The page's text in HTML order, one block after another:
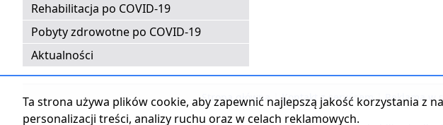
Rehabilitacja po COVID-19
Pobyty zdrowotne po COVID-19
Aktualności
Strona główna | Kontakt z serwisem | Reklama w
Ta strona używa plików cookie, aby zapewnić najlepszą jakość korzystania z
personalizacji treści, analizy ruchu oraz w celach reklamowych.